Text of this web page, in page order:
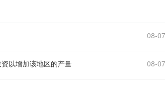
08-
以增加该地区的产量 08-